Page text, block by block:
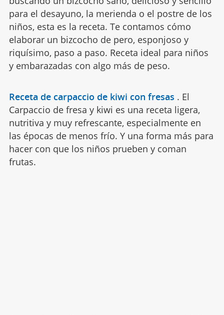
para el desayuno, la merienda o el postre de los
niños, esta es la receta. Te contamos cómo
elaborar un bizcocho de pero, esponjoso y
riquísimo, paso a paso. Receta ideal para niños
y embarazadas con algo más de peso.
Receta de carpaccio de kiwi con fresas . El
Carpaccio de fresa y kiwi es una receta ligera,
nutritiva y muy refrescante, especialmente en
las épocas de menos frío. Y una forma más para
hacer con que los niños prueben y coman
frutas.